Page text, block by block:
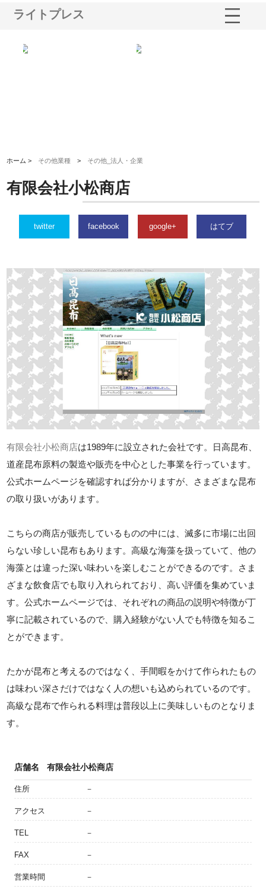
ライトプレス
ホーム > その他業種 > その他_法人・企業
有限会社小松商店
twitter facebook google+ はてブ
有限会社小松商店は1989年に設立された会社です。日高昆布、
道産昆布原料の製造や販売を中心とした事業を行っています。
公式ホームページを確認すれば分かりますが、さまざまな昆布
の取り扱いがあります。
こちらの商店が販売しているものの中には、滅多に市場に出回
らない珍しい昆布もあります。高級な海藻を扱っていて、他の
海藻とは違った深い味わいを楽しむことができるのです。さま
ざまな飲食店でも取り入れられており、高い評価を集めていま
す。公式ホームページでは、それぞれの商品の説明や特徴が丁
寧に記載されているので、購入経験がない人でも特徴を知るこ
とができます。
たかが昆布と考えるのではなく、手間暇をかけて作られたもの
は味わい深さだけではなく人の想いも込められているのです。
高級な昆布で作られる料理は普段以上に美味しいものとなりま
す。
店舗名 有限会社小松商店
住所 －
アクセス －
TEL －
FAX －
営業時間 －